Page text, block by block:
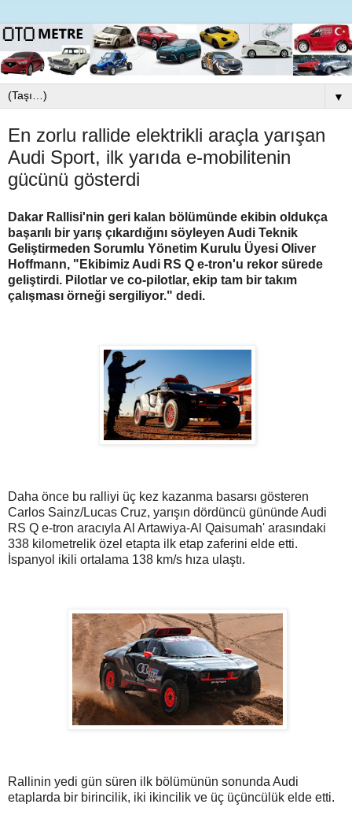
▼
En zorlu rallide elektrikli araçla yarışan
Audi Sport, ilk yarıda e-mobilitenin
gücünü gösterdi
Dakar Rallisi'nin geri kalan bölümünde ekibin oldukça
başarılı bir yarış çıkardığını söyleyen Audi Teknik
Geliştirmeden Sorumlu Yönetim Kurulu Üyesi Oliver
Hoffmann, "Ekibimiz Audi RS Q e-tron'u rekor sürede
geliştirdi. Pilotlar ve co-pilotlar, ekip tam bir takım
çalışması örneği sergiliyor." dedi.
Daha önce bu ralliyi üç kez kazanma basarsı gösteren
Carlos Sainz/Lucas Cruz, yarışın dördüncü gününde Audi
RS Q e-tron aracıyla Al Artawiya-Al Qaisumah' arasındaki
338 kilometrelik özel etapta ilk etap zaferini elde etti.
İspanyol ikili ortalama 138 km/s hıza ulaştı.
Rallinin yedi gün süren ilk bölümünün sonunda Audi
etaplarda bir birincilik, iki ikincilik ve üç üçüncülük elde etti.